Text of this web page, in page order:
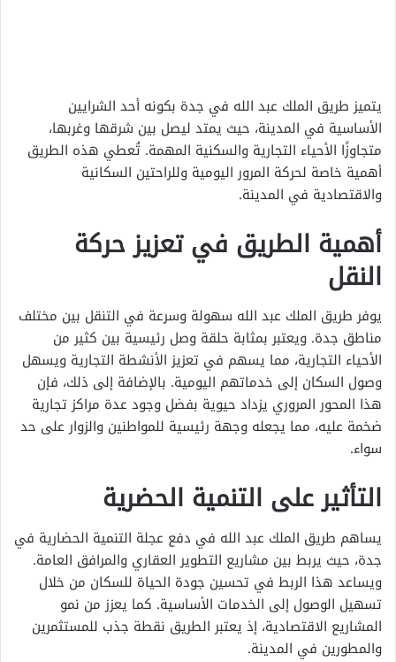
يتميز طريق الملك عبد الله في جدة بكونه أحد الشرايين
الأساسية في المدينة، حيث يمتد ليصل بين شرقها وغربها،
متجاوزًا الأحياء التجارية والسكنية المهمة. تُعطي هذه الطريق
أهمية خاصة لحركة المرور اليومية وللراحتين السكانية
والاقتصادية في المدينة.
أهمية الطريق في تعزيز حركة
النقل
يوفر طريق الملك عبد الله سهولة وسرعة في التنقل بين مختلف
مناطق جدة. ويعتبر بمثابة حلقة وصل رئيسية بين كثير من
الأحياء التجارية، مما يسهم في تعزيز الأنشطة التجارية ويسهل
وصول السكان إلى خدماتهم اليومية. بالإضافة إلى ذلك، فإن
هذا المحور المروري يزداد حيوية بفضل وجود عدة مراكز تجارية
ضخمة عليه، مما يجعله وجهة رئيسية للمواطنين والزوار على حد
سواء.
التأثير على التنمية الحضرية
يساهم طريق الملك عبد الله في دفع عجلة التنمية الحضارية في
جدة، حيث يربط بين مشاريع التطوير العقاري والمرافق العامة.
ويساعد هذا الربط في تحسين جودة الحياة للسكان من خلال
تسهيل الوصول إلى الخدمات الأساسية. كما يعزز من نمو
المشاريع الاقتصادية، إذ يعتبر الطريق نقطة جذب للمستثمرين
والمطورين في المدينة.